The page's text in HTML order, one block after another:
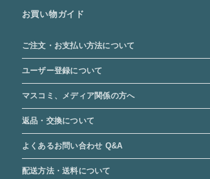
お買い物ガイド
ご注文・お支払い方法について
ユーザー登録について
マスコミ、メディア関係の方へ
返品・交換について
よくあるお問い合わせ Q&A
配送方法・送料について